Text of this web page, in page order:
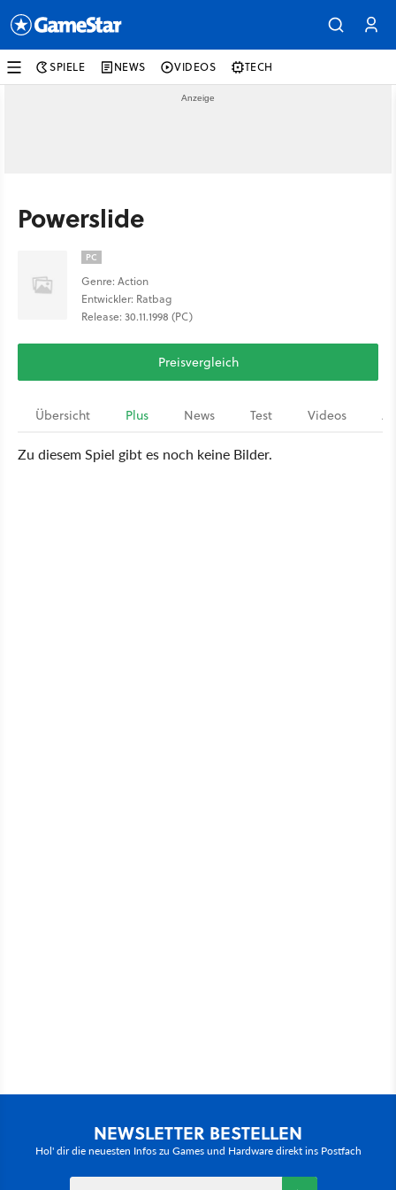
SPIELE NEWS VIDEOS TECH
Powerslide
PC
Genre: Action
Entwickler: Ratbag
Release: 30.11.1998 (PC)
Preisvergleich
Übersicht Plus News Test Videos
Zu diesem Spiel gibt es noch keine Bilder.
NEWSLETTER BESTELLEN
Hol' dir die neuesten Infos zu Games und Hardware direkt ins Postfach